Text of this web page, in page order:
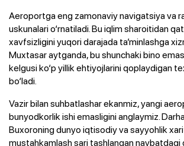
Aeroportga eng zamonaviy navigatsiya va
uskunalari o‘rnatiladi. Bu iqlim sharoitidan
xavfsizligini yuqori darajada ta’minlashga
Muxtasar aytganda, bu shunchaki bino
kelgusi ko‘p yillik ehtiyojlarini qoplaydigan
bo‘ladi.
Vazir bilan suhbatlashar ekanmiz, yangi
bunyodkorlik ishi emasligini anglaymiz.
Buxoroning dunyo iqtisodiy va sayyohlik
mustahkamlash sari tashlangan navbatdagi